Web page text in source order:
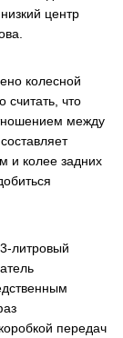
центр
колесной
что
между
и колее задних
литровый
передач